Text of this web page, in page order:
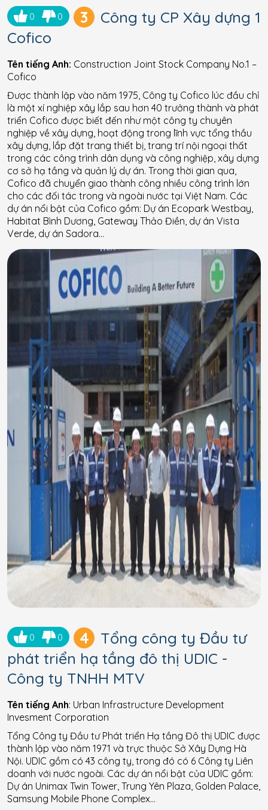
0 0 3
Công ty CP Xây dựng 1
Cofico
Tên tiếng Anh: Construction Joint Stock Company No.1 –
Cofico
Được thành lập vào năm 1975, Công ty Cofico lúc đầu chỉ
là một xí nghiệp xây lắp sau hơn 40 trưởng thành và phát
triển Cofico được biết đến như một công ty chuyên
nghiệp về xây dựng, hoạt động trong lĩnh vực tổng thầu
xây dựng, lắp đặt trang thiết bị, trang trí nội ngoại thất
trong các công trình dân dụng và công nghiệp, xây dựng
cơ sở hạ tầng và quản lý dự án. Trong thời gian qua,
Cofico đã chuyển giao thành công nhiều công trình lớn
cho các đối tác trong và ngoài nước tại Việt Nam. Các
dự án nổi bật của Cofico gồm: Dự án Ecopark Westbay,
Habitat Bình Dương, Gateway Thảo Điền, dự án Vista
Verde, dự án Sadora…
0 0 4
Tổng công ty Đầu tư
phát triển hạ tầng đô thị UDIC -
Công ty TNHH MTV
Tên tiếng Anh: Urban Infrastructure Development
Invesment Corporation
Tổng Công ty Đầu tư Phát triển Hạ tầng Đô thị UDIC được
thành lập vào năm 1971 và trực thuộc Sở Xây Dựng Hà
Nội. UDIC gồm có 43 công ty, trong đó có 6 Công ty Liên
doanh với nước ngoài. Các dự án nổi bật của UDIC gồm:
Dự án Unimax Twin Tower, Trung Yên Plaza, Golden Palace,
Samsung Mobile Phone Complex…